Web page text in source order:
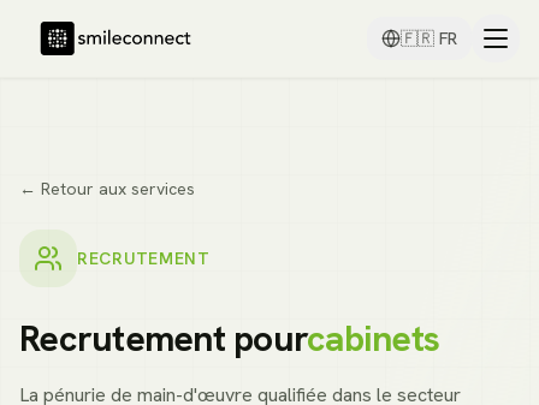
🇫🇷 FR
← Retour aux services
RECRUTEMENT
Recrutement pourcabinets
La pénurie de main-d'œuvre qualifiée dans le secteur